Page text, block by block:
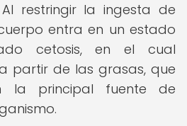
restringir la ingesta de
entra en un estado
cetosis, en el cual
partir de las grasas, que
la principal fuente de